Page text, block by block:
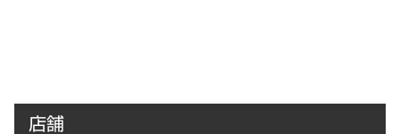
店舗